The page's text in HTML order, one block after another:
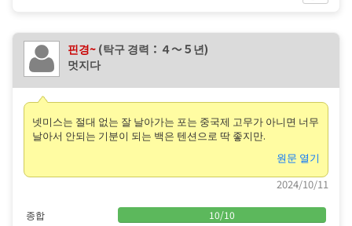
핀경~ (탁구 경력：４〜５년)
멋지다
넷미스는 절대 없는 잘 날아가는 포는 중국제 고무가 아니면 너무
날아서 안되는 기분이 되는 백은 텐션으로 딱 좋지만.
원문 열기
2024/10/11
종합 10/10